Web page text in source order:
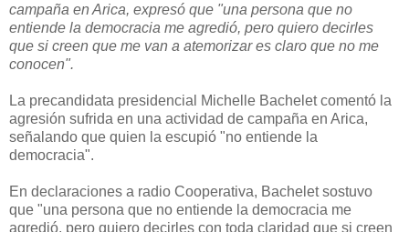
campaña en Arica, expresó que "una persona que no
entiende la democracia me agredió, pero quiero decirles
que si creen que me van a atemorizar es claro que no me
conocen".
La precandidata presidencial Michelle Bachelet comentó la
agresión sufrida en una actividad de campaña en Arica,
señalando que quien la escupió "no entiende la
democracia".
En declaraciones a radio Cooperativa, Bachelet sostuvo
que "una persona que no entiende la democracia me
agredió, pero quiero decirles con toda claridad que si creen